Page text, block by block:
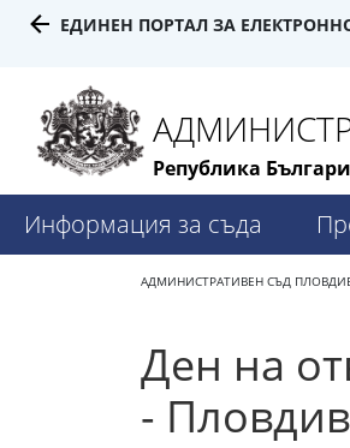
ЕДИНЕН ПОРТАЛ ЗА
Република
Информация за съда
АДМИНИСТРАТИВЕН СЪД
Ден на
-